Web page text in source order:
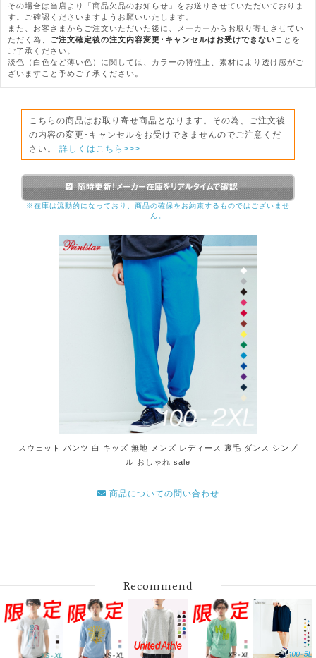
その場合は当店より「商品欠品のお知らせ」をお送りさせていただいておりま
す。ご確認くださいますようお願いいたします。
また、お客さまからご注文いただいた後に、メーカーからお取り寄せさせてい
ただく為、 ご注文確定後の注文内容変更･キャンセルはお受けできない ことを
ご了承ください。
淡色（白色など薄い色）に関しては、カラーの特性上、素材により透け感がご
ざいますこと予めご了承ください。
こちらの商品はお取り寄せ商品となります。その為、ご注文後
の内容の変更･キャンセルをお受けできませんのでご注意くだ
さい。詳しくはこちら>>>
※在庫は流動的になっており、商品の確保をお約束するものではございませ
ん。
スウェット パンツ 白 キッズ 無地 メンズ レディース 裏毛 ダンス シンプ
ル おしゃれ sale
商品についての問い合わせ
Recommend